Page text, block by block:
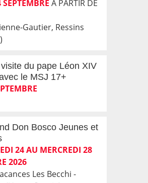
SEPTEMBRE A PARTIR DE
Gautier, Ressins
du pape Léon XIV
le MSJ 17+
Don Bosco Jeunes et
24 AU MERCREDI 28
2026
Les Becchi -